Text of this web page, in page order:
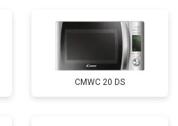
CMWC 20 DS